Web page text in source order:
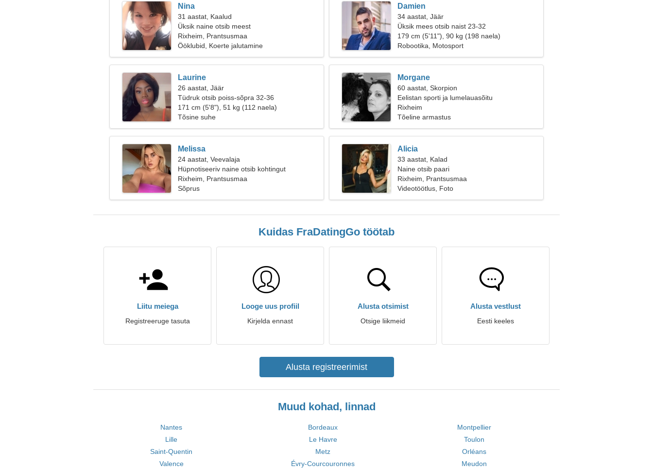
Nina
31 aastat, Kaalud
Üksik naine otsib meest
Rixheim, Prantsusmaa
Ööklubid, Koerte jalutamine
Damien
34 aastat, Jäär
Üksik mees otsib naist 23-32
179 cm (5'11"), 90 kg (198 naela)
Robootika, Motosport
Laurine
26 aastat, Jäär
Tüdruk otsib poiss-sõpra 32-36
171 cm (5'8"), 51 kg (112 naela)
Tõsine suhe
Morgane
60 aastat, Skorpion
Eelistan sporti ja lumelauasõitu
Rixheim
Tõeline armastus
Melissa
24 aastat, Veevalaja
Hüpnotiseeriv naine otsib kohtingut
Rixheim, Prantsusmaa
Sõprus
Alicia
33 aastat, Kalad
Naine otsib paari
Rixheim, Prantsusmaa
Videotöötlus, Foto
Kuidas FraDatingGo töötab
Liitu meiega
Registreeruge tasuta
Looge uus profiil
Kirjelda ennast
Alusta otsimist
Otsige liikmeid
Alusta vestlust
Eesti keeles
Alusta registreerimist
Muud kohad, linnad
Nantes Bordeaux
Montpellier
Lille
Le Havre
Toulon
Saint-Quentin
Metz
Orléans
Valence
Évry-Courcouronnes Meudon